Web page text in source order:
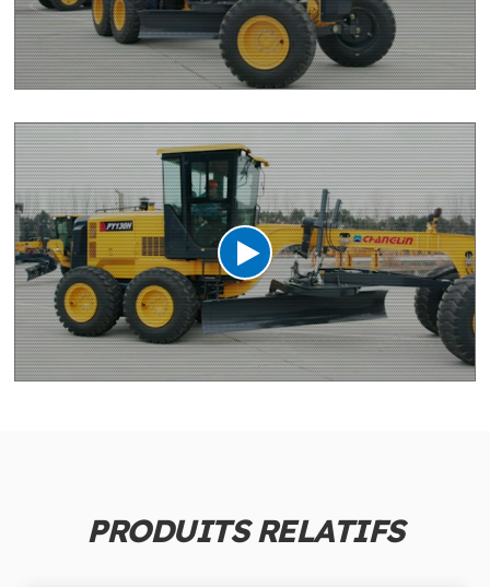
PRODUITS RELATIFS